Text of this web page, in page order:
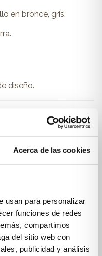
Acerca de las cookies
usan para personalizar
funciones de redes
compartimos
del sitio web con
publicidad y análisis
en bronce, gris.
diseño.